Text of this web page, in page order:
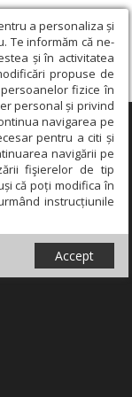
a personaliza și
Te informăm că ne-
și în activitatea
propuse de
fizice în
personal și privind
navigarea pe
pentru a citi și
navigării pe
fişierelor de tip
că poți modifica în
instrucțiunile
Accept
×